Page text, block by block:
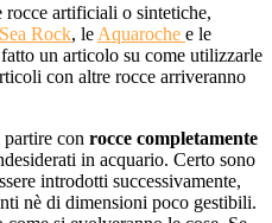
artificiali o sintetiche,
Rock, le Aquaroche e le
un articolo su come utilizzarle
con altre rocce arriveranno
con rocce completamente
in acquario. Certo sono
introdotti successivamente,
nè di dimensioni poco gestibili.